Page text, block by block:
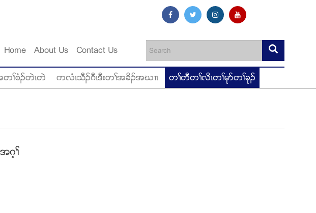
Home About Us Contact Us
တႈစံဥတဲၚတဲ ကလံၚသီဥဂီၚဒီးတႈအခိဥအဃ႕ၚ တႈတီတႈလိၚတႈမုဏတႈခုဥ
ဂ့ႈ